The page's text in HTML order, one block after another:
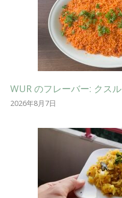
WUR のフレーバー: クスル
2026年8月7日